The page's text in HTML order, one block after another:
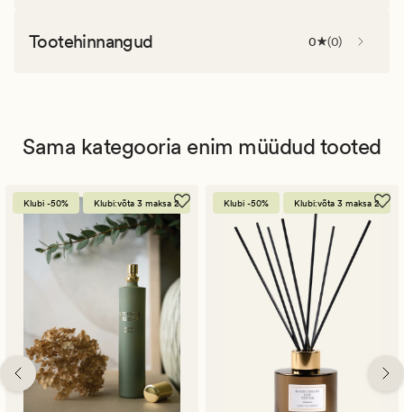
Tootehinnangud 0 (0)
Sama kategooria enim müüdud tooted
Klubi -50% Klubi:võta 3 maksa 2 Klubi -50% Klubi:võta 3 maksa 2